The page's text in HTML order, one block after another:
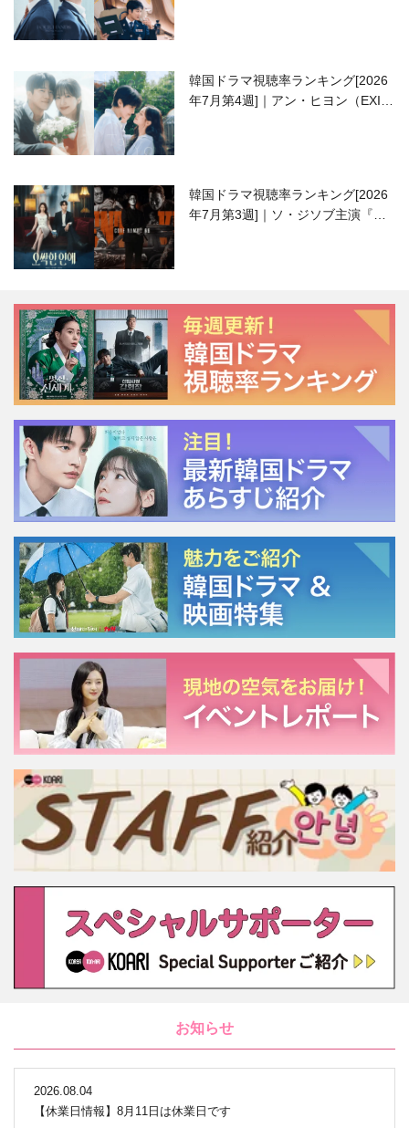
韓国ドラマ視聴率ランキング[2026
年7月第4週]｜アン・ヒヨン（EXID
韓国ドラマ視聴率ランキング[2026
年7月第3週]｜ソ・ジソブ主演『エ
お知らせ
2026.08.04
【休業日情報】8月11日は休業日です